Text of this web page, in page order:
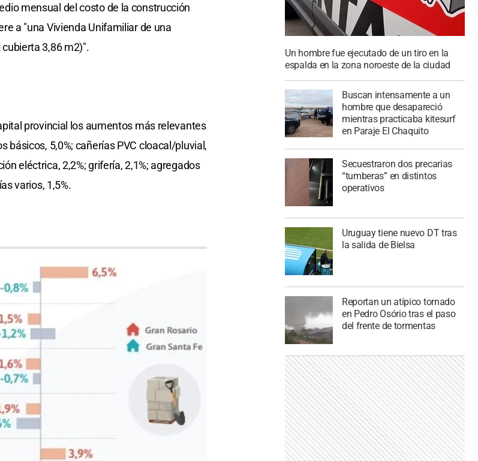
mensual del costo de la construcción
a "una Vivienda Unifamiliar de una
3,86 m2)".
provincial los aumentos más relevantes
básicos, 5,0%; cañerías PVC cloacal/pluvial,
eléctrica, 2,2%; grifería, 2,1%; agregados
varios, 1,5%.
Un hombre fue ejecutado de un tiro en la
espalda en la zona noroeste de la ciudad
Buscan intensamente a un
hombre que desapareció
mientras practicaba kitesurf
en Paraje El Chaquito
Secuestraron dos precarias
“tumberas” en distintos
operativos
Uruguay tiene nuevo DT tras
la salida de Bielsa
Reportan un atípico tornado
en Pedro Osório tras el paso
del frente de tormentas